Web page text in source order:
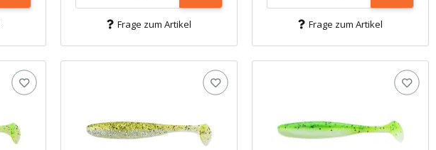
Frage zum Artikel Frage zum Artikel